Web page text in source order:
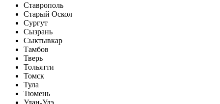
Ставрополь
Старый Оскол
Сургут
Сызрань
Сыктывкар
Тамбов
Тверь
Тольятти
Томск
Тула
Тюмень
Улан-Удэ